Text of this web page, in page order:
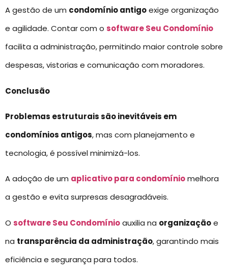
A gestão de um condomínio antigoexige organização
e agilidade. Contar com o software Seu Condomínio
facilita a administração, permitindo maior controle sobre
despesas, vistorias e comunicação com moradores.
Conclusão
Problemas estruturais são inevitáveis em
condomínios antigos, mas com planejamento e
tecnologia, é possível minimizá-los.
A adoção de um aplicativo para condomíniomelhora
a gestão e evita surpresas desagradáveis.
O software Seu Condomínioauxilia na organizaçãoe
na transparência da administração, garantindo mais
eficiência e segurança para todos.